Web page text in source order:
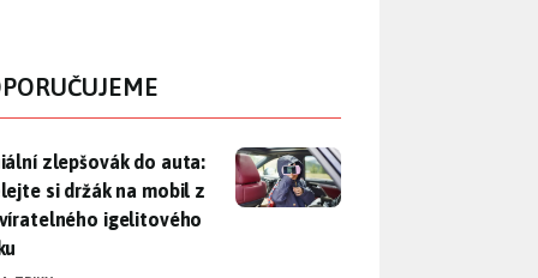
zlepšovák do auta: Udělejte si držák na mobil z
zlepšovák do auta:
si držák na mobil z
igelitového